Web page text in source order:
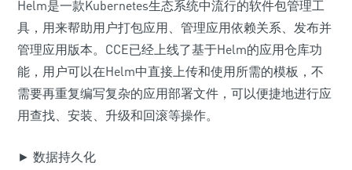
Helm是一款Kubernetes生态系统中流行的软件包管理工
具，用来帮助用户打包应用、管理应用依赖关系、发布并
管理应用版本。CCE已经上线了基于Helm的应用仓库功
能，用户可以在Helm中直接上传和使用所需的模板，不
需要再重复编写复杂的应用部署文件，可以便捷地进行应
用查找、安装、升级和回滚等操作。
► 数据持久化